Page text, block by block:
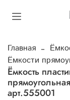
Главная
Ёмкости
Ёмкость
арт.555001